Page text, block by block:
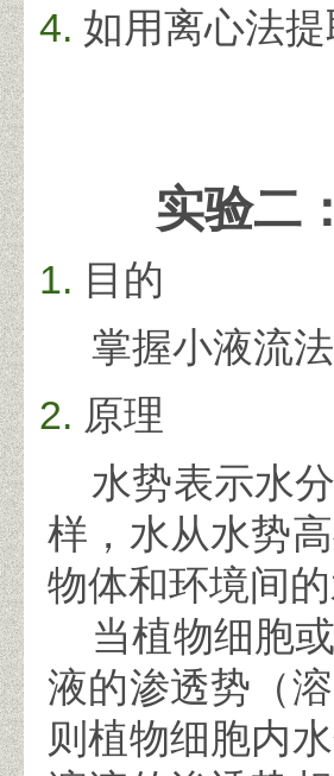
如用离心法
实验二
目的
掌握小液流
原理
水势表示水
样，水从水势
物体和环境间
当植物细胞
液的渗透势（
则植物细胞内